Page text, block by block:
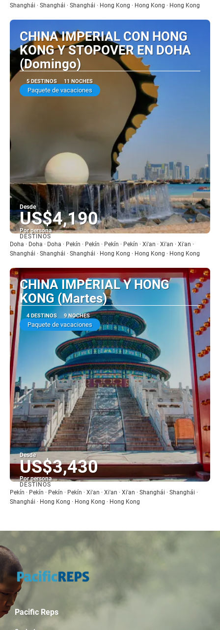
Shanghái · Shanghái · Shanghái · Hong Kong · Hong Kong · Hong Kong
CHINA IMPERIAL CON HONG
KONG Y STOPOVER EN DOHA
(Domingo)
5 DESTINOS 11 NOCHES
Paquete de vacaciones
Desde
US$4,190
Por persona
Ver
DESTINOS
Doha · Doha · Doha · Pekín · Pekín · Pekín · Pekín · Xi'an · Xi'an · Xi'an ·
Shanghái · Shanghái · Shanghái · Hong Kong · Hong Kong · Hong Kong
CHINA IMPERIAL Y HONG
KONG (Martes)
4 DESTINOS 9 NOCHES
Paquete de vacaciones
Desde
US$3,430
Por persona
Ver
DESTINOS
Pekín · Pekín · Pekín · Pekín · Xi'an · Xi'an · Xi'an · Shanghái · Shanghái ·
Shanghái · Hong Kong · Hong Kong · Hong Kong
Pacific Reps